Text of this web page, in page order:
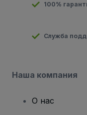
100%
Служба
Наша компания
О нас